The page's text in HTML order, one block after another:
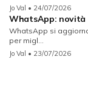
Jo Val • 24/07/2026
WhatsApp: novità
WhatsApp si
per migl...
Jo Val • 23/07/2026